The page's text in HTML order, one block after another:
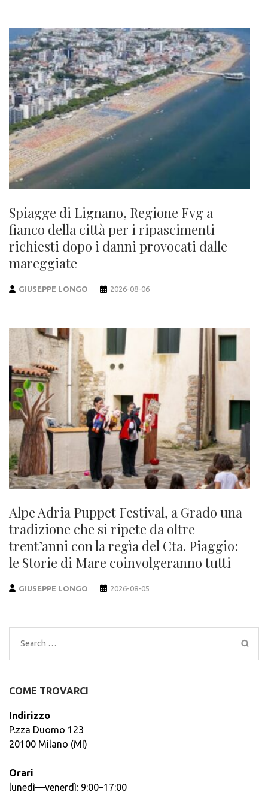
Spiagge di Lignano, Regione Fvg a
fianco della città per i ripascimenti
richiesti dopo i danni provocati dalle
mareggiate
GIUSEPPE LONGO 2026-08-06
Alpe Adria Puppet Festival, a Grado una
tradizione che si ripete da oltre
trent’anni con la regìa del Cta. Piaggio:
le Storie di Mare coinvolgeranno tutti
GIUSEPPE LONGO 2026-08-05
Search
for:
COME TROVARCI
Indirizzo
P.zza Duomo 123
20100 Milano (MI)
Orari
lunedì—venerdì: 9:00–17:00